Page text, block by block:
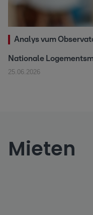
Analys vum
Nationale
25.06.2026
Mieten